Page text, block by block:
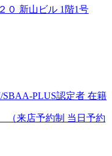
０ 新山ビル 1階1号
PLUS認定者 在籍
来店予約制 当日予約